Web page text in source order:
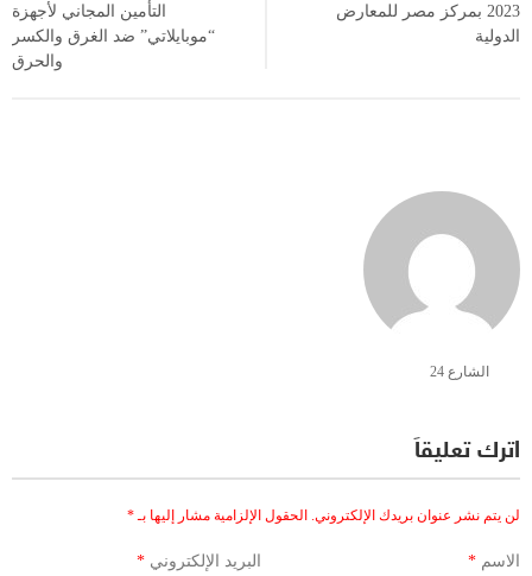
2023 بمركز مصر للمعارض
الدولية
التأمين المجاني لأجهزة
“موبايلاتي” ضد الغرق والكسر
والحرق
الشارع 24
اترك تعليقاً
لن يتم نشر عنوان بريدك الإلكتروني. الحقول الإلزامية مشار إليها بـ*
الاسم * البريد الإلكتروني*